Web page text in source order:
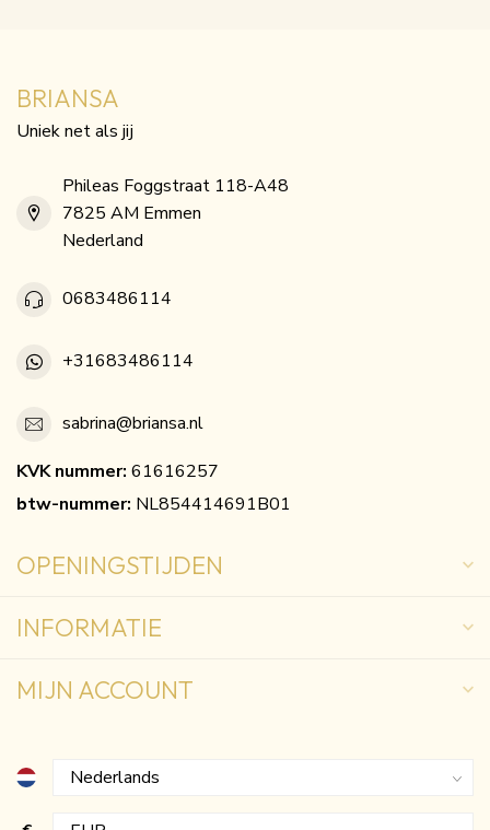
BRIANSA
Uniek net als jij
Phileas Foggstraat 118-A48
7825 AM Emmen
Nederland
0683486114
+31683486114
sabrina@briansa.nl
KVK nummer: 61616257
btw-nummer: NL854414691B01
OPENINGSTIJDEN
INFORMATIE
MIJN ACCOUNT